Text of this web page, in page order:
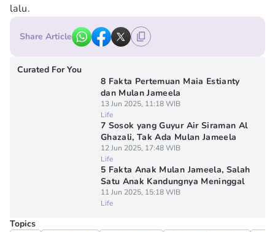
lalu.
Share Article
Curated For You
8 Fakta Pertemuan Maia Estianty
dan Mulan Jameela
13 Jun 2025, 11:18 WIB
Life
7 Sosok yang Guyur Air Siraman Al
Ghazali, Tak Ada Mulan Jameela
12 Jun 2025, 17:48 WIB
Life
5 Fakta Anak Mulan Jameela, Salah
Satu Anak Kandungnya Meninggal
11 Jun 2025, 15:18 WIB
Life
Topics